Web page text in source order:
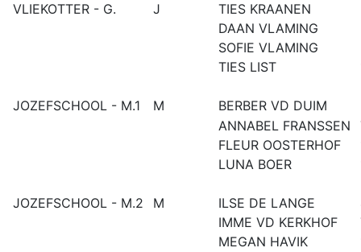
VLIEKOTTER - G.
J TIES KRAANEN
DAAN VLAMING
SOFIE VLAMING
TIES LIST
JOZEFSCHOOL - M.1 M BERBER VD DUIM
ANNABEL FRANSSEN
FLEUR OOSTERHOF
LUNA BOER
JOZEFSCHOOL - M.2 M ILSE DE LANGE
IMME VD KERKHOF
MEGAN HAVIK